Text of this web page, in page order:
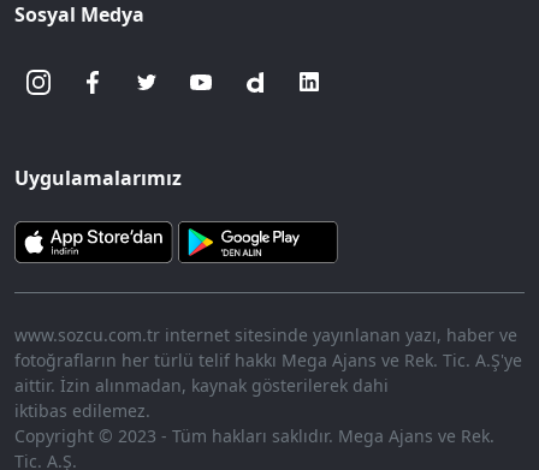
Sosyal Medya
Uygulamalarımız
www.sozcu.com.tr internet sitesinde yayınlanan yazı, haber ve
fotoğrafların her türlü telif hakkı Mega Ajans ve Rek. Tic. A.Ş'ye
aittir. İzin alınmadan, kaynak gösterilerek dahi
iktibas edilemez.
Copyright © 2023 - Tüm hakları saklıdır. Mega Ajans ve Rek.
Tic. A.Ş.